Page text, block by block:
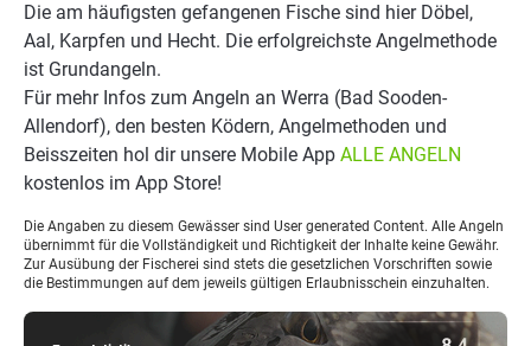
Die am häufigsten gefangenen Fische sind hier Döbel,
Aal, Karpfen und Hecht. Die erfolgreichste Angelmethode
ist Grundangeln.
Für mehr Infos zum Angeln an Werra (Bad Sooden-
Allendorf), den besten Ködern, Angelmethoden und
Beisszeiten hol dir unsere Mobile App ALLE ANGELN
kostenlos im App Store!
Die Angaben zu diesem Gewässer sind User generated Content. Alle Angeln
übernimmt für die Vollständigkeit und Richtigkeit der Inhalte keine Gewähr.
Zur Ausübung der Fischerei sind stets die gesetzlichen Vorschriften sowie
die Bestimmungen auf dem jeweils gültigen Erlaubnisschein einzuhalten.